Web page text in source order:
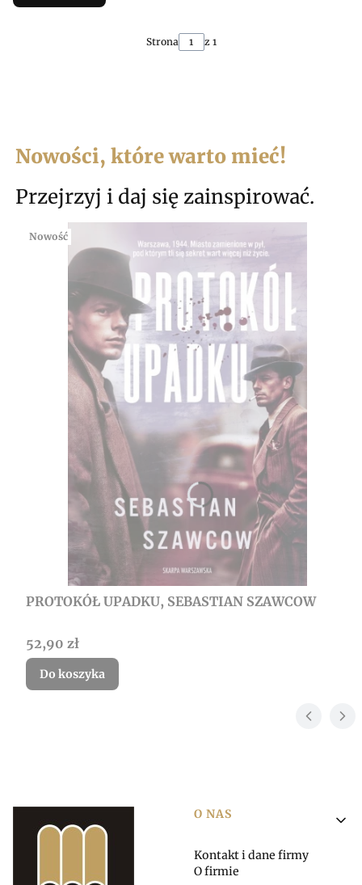
Strona z 1
Nowości, które warto mieć!
Przejrzyj i daj się zainspirować.
Nowość
PROTOKÓŁ UPADKU, SEBASTIAN SZAWCOW
Cena
52,90 zł
Do koszyka
Linki w stopce
O NAS
Kontakt i dane firmy
O firmie